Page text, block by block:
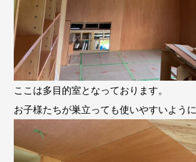
ここは多目的室となっております。
お子様たちが巣立っても使いやすいように